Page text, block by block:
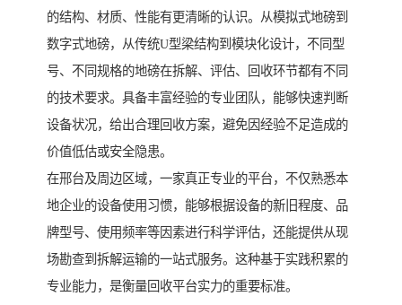
的结构、材质、性能有更清晰的认识。从模拟式地磅到
数字式地磅，从传统U型梁结构到模块化设计，不同型
号、不同规格的地磅在拆解、评估、回收环节都有不同
的技术要求。具备丰富经验的专业团队，能够快速判断
设备状况，给出合理回收方案，避免因经验不足造成的
价值低估或安全隐患。
在邢台及周边区域，一家真正专业的平台，不仅熟悉本
地企业的设备使用习惯，能够根据设备的新旧程度、品
牌型号、使用频率等因素进行科学评估，还能提供从现
场勘查到拆解运输的一站式服务。这种基于实践积累的
专业能力，是衡量回收平台实力的重要标准。